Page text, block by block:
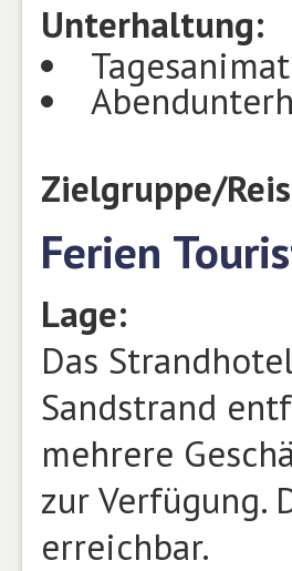
Unterhaltung:
Zielgruppe/
Ferien
Lage:
Das
Sandstrand
mehrere
zur Verfügung.
erreichbar.